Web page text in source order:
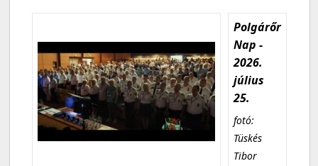
Polgárőr
Nap -
2026.
július
25.
fotó:
Tüskés
Tibor